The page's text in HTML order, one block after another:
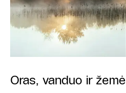
Oras, vanduo ir žemė